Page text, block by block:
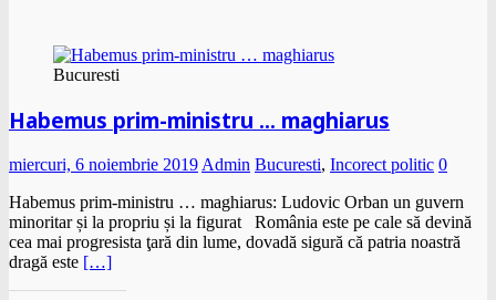
Bucuresti
Habemus prim-ministru … maghiarus
miercuri, 6 noiembrie 2019 Admin Bucuresti, Incorect politic 0
Habemus prim-ministru … maghiarus: Ludovic Orban un guvern
minoritar și la propriu și la figurat România este pe cale să devină
cea mai progresista ţară din lume, dovadă sigură că patria noastră
dragă este […]